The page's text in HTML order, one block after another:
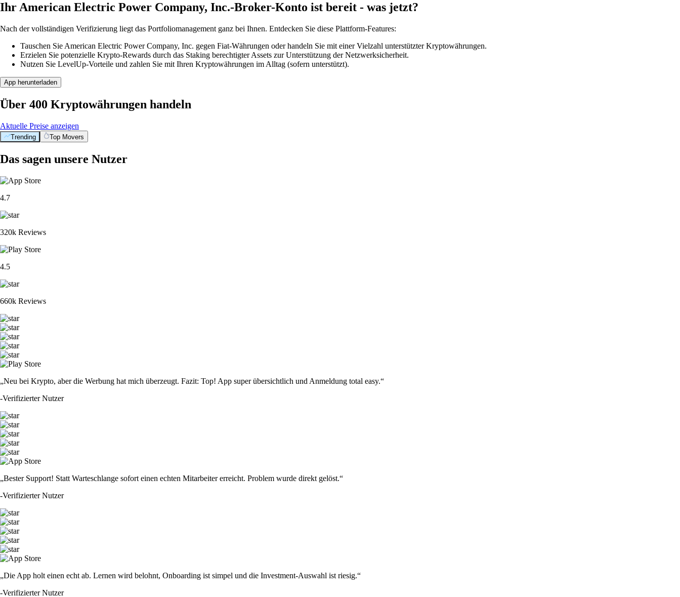
Ihr American Electric Power Company, Inc.-Broker-Konto ist bereit - was jetzt?
Nach der vollständigen Verifizierung liegt das Portfoliomanagement ganz bei Ihnen. Entdecken Sie diese Plattform-Features:
Tauschen Sie American Electric Power Company, Inc. gegen Fiat-Währungen oder handeln Sie mit einer Vielzahl unterstützter Kryptowährungen.
Erzielen Sie potenzielle Krypto-Rewards durch das Staking berechtigter Assets zur Unterstützung der Netzwerksicherheit.
Nutzen Sie LevelUp-Vorteile und zahlen Sie mit Ihren Kryptowährungen im Alltag (sofern unterstützt).
App herunterladen
Über 400 Kryptowährungen handeln
Aktuelle Preise anzeigen
Trending Top Movers
Das sagen unsere Nutzer
4.7
320k Reviews
4.5
660k Reviews
„Neu bei Krypto, aber die Werbung hat mich überzeugt. Fazit: Top! App super übersichtlich und Anmeldung total easy.“
-Verifizierter Nutzer
„Bester Support! Statt Warteschlange sofort einen echten Mitarbeiter erreicht. Problem wurde direkt gelöst.“
-Verifizierter Nutzer
„Die App holt einen echt ab. Lernen wird belohnt, Onboarding ist simpel und die Investment-Auswahl ist riesig.“
-Verifizierter Nutzer